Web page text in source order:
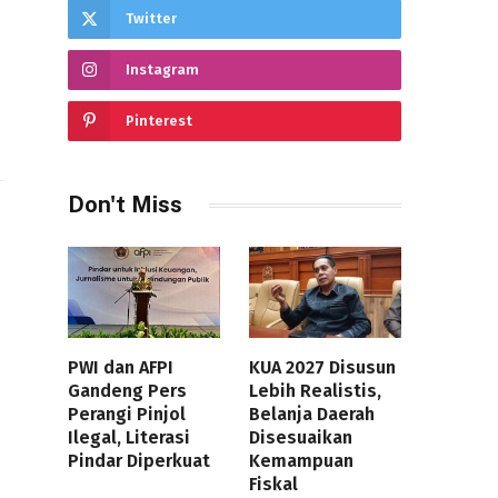
Twitter
Instagram
Pinterest
Don't Miss
PWI dan AFPI
Gandeng Pers
Perangi Pinjol
Ilegal, Literasi
Pindar Diperkuat
KUA 2027 Disusun
Lebih Realistis,
Belanja Daerah
Disesuaikan
Kemampuan
Fiskal